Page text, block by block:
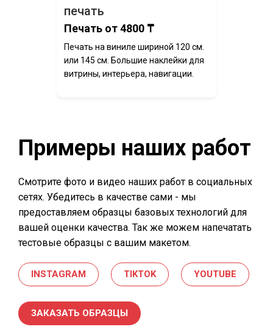
печать
Печать от 4800 ₸
Печать на виниле шириной 120 см.
или 145 см. Большие наклейки для
витрины, интерьера, навигации.
Примеры наших работ
Смотрите фото и видео наших работ в социальных
сетях. Убедитесь в качестве сами - мы
предоставляем образцы базовых технологий для
вашей оценки качества. Так же можем напечатать
тестовые образцы с вашим макетом.
INSTAGRAM TIKTOK YOUTUBE
ЗАКАЗАТЬ ОБРАЗЦЫ